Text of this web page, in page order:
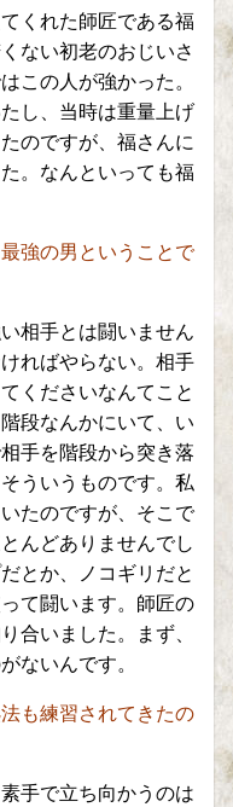
くれた師匠である福
ない初老のおじいさ
この人が強かった。
し、当時は重量上げ
のですが、福さんに
。 なんといっても福
の男ということで
相手とは闘いません
ればやらない。相手
くださいなんてこと
段なんかにいて、い
手を階段から突き落
ういうものです。私
たのですが、そこで
んどありませんでし
とか、ノコギリだと
て闘います。 師匠の
合いました。
まず、
ないんです。
練習されてきたの
素手で立ち向かうのは